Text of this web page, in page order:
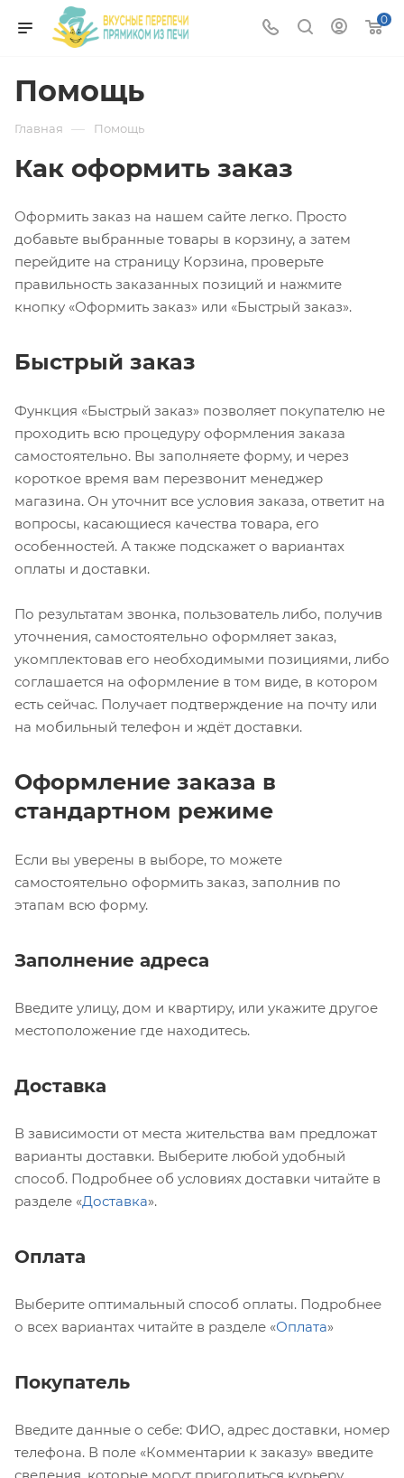
0
Помощь
Главная — Помощь
Как оформить заказ
Оформить заказ на нашем сайте легко. Просто
добавьте выбранные товары в корзину, а затем
перейдите на страницу Корзина, проверьте
правильность заказанных позиций и нажмите
кнопку «Оформить заказ» или «Быстрый заказ».
Быстрый заказ
Функция «Быстрый заказ» позволяет покупателю не
проходить всю процедуру оформления заказа
самостоятельно. Вы заполняете форму, и через
короткое время вам перезвонит менеджер
магазина. Он уточнит все условия заказа, ответит на
вопросы, касающиеся качества товара, его
особенностей. А также подскажет о вариантах
оплаты и доставки.
По результатам звонка, пользователь либо, получив
уточнения, самостоятельно оформляет заказ,
укомплектовав его необходимыми позициями, либо
соглашается на оформление в том виде, в котором
есть сейчас. Получает подтверждение на почту или
на мобильный телефон и ждёт доставки.
Оформление заказа в
стандартном режиме
Если вы уверены в выборе, то можете
самостоятельно оформить заказ, заполнив по
этапам всю форму.
Заполнение адреса
Введите улицу, дом и квартиру, или укажите другое
местоположение где находитесь.
Доставка
В зависимости от места жительства вам предложат
варианты доставки. Выберите любой удобный
способ. Подробнее об условиях доставки читайте в
разделе «Доставка».
Оплата
Выберите оптимальный способ оплаты. Подробнее
о всех вариантах читайте в разделе «Оплата»
Покупатель
Введите данные о себе: ФИО, адрес доставки, номер
телефона. В поле «Комментарии к заказу» введите